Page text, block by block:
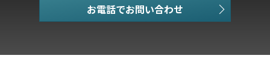
お電話でお問い合わせ